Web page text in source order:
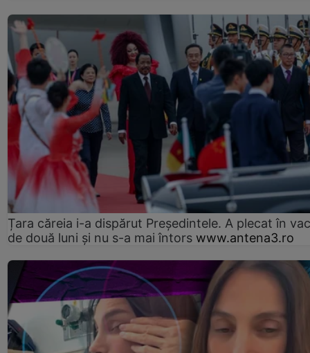
Țara căreia i-a dispărut Președintele. A plecat în
de două luni și nu s-a mai întors www.antena3.ro